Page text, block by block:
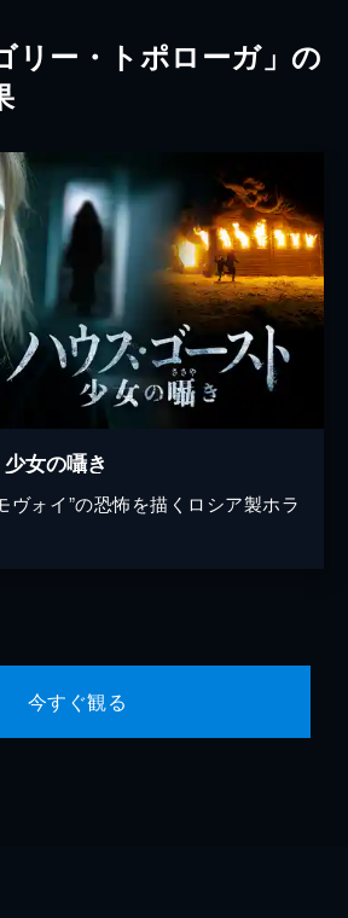
リー・トポローガ」の
女の囁き
ヴォイ”の恐怖を描くロシア製ホラ
今すぐ観る